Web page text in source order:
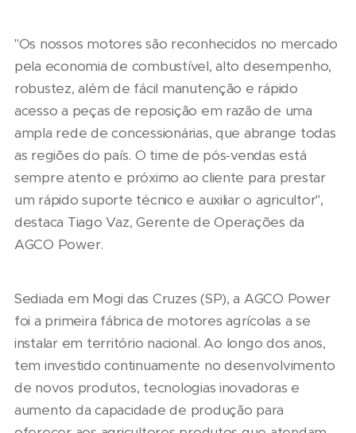
"Os nossos motores são reconhecidos no mercado
pela economia de combustível, alto desempenho,
robustez, além de fácil manutenção e rápido
acesso a peças de reposição em razão de uma
ampla rede de concessionárias, que abrange todas
as regiões do país. O time de pós-vendas está
sempre atento e próximo ao cliente para prestar
um rápido suporte técnico e auxiliar o agricultor",
destaca Tiago Vaz, Gerente de Operações da
AGCO Power.
Sediada em Mogi das Cruzes (SP), a AGCO Power
foi a primeira fábrica de motores agrícolas a se
instalar em território nacional. Ao longo dos anos,
tem investido continuamente no desenvolvimento
de novos produtos, tecnologias inovadoras e
aumento da capacidade de produção para